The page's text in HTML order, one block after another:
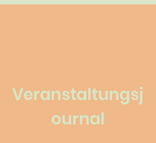
Veranstaltungsj
ournal